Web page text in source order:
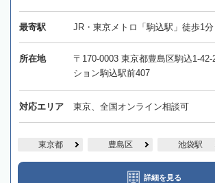
最寄駅 JR・東京メトロ「駒込駅」徒歩1分
所在地
〒170-0003 東京都豊島区駒込1-
ション駒込駅前407
対応エリア 東京、全国オンライン相談可
東京都 豊島区 池袋駅
詳細を見る